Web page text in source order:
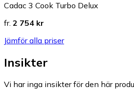
Cadac 3 Cook Turbo Delux
fr. 2 754 kr
Jämför alla priser
Insikter
Vi har inga insikter för den här